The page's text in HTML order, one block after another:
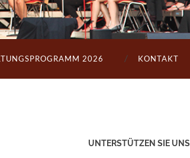
2026 KONTAKT
UNTERSTÜTZEN SIE UNS